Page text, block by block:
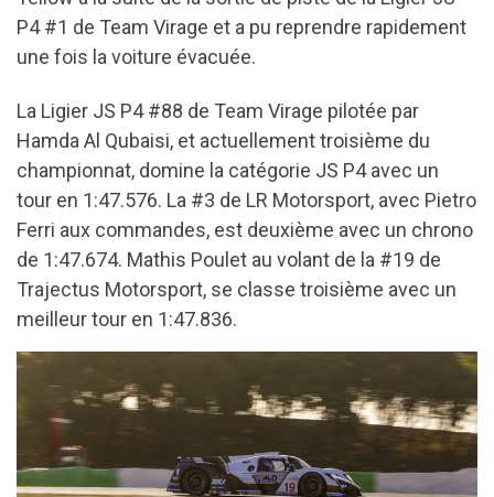
P4 #1 de Team Virage et a pu reprendre rapidement
une fois la voiture évacuée.
La Ligier JS P4 #88 de Team Virage pilotée par
Hamda Al Qubaisi, et actuellement troisième du
championnat, domine la catégorie JS P4 avec un
tour en 1:47.576. La #3 de LR Motorsport, avec Pietro
Ferri aux commandes, est deuxième avec un chrono
de 1:47.674. Mathis Poulet au volant de la #19 de
Trajectus Motorsport, se classe troisième avec un
meilleur tour en 1:47.836.